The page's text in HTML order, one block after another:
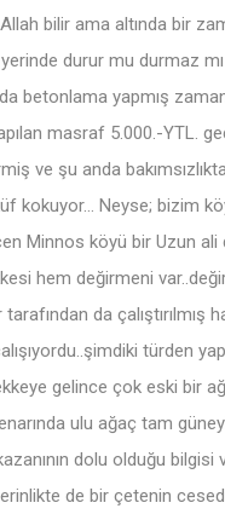
bilir ama altında bir
yerinde durur mu durmaz
betonlama yapmış
masraf 5.000.-YTL.
ve şu anda
kokuyor… Neyse; bizim
Minnos köyü bir Uzun
hem değirmeni
da çalıştırılmış
türden
gelince çok eski bir
ulu ağaç tam
dolu olduğu bilgisi
de bir çetenin